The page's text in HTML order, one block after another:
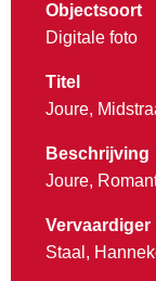
Objectsoort
Digitale foto
Titel
Joure,
Beschrijving
Joure,
Vervaardiger
Staal,